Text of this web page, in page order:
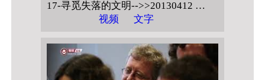
17-寻觅失落的文明-->>20130412 德国哥廷根大学 【宗教与现代生活】
视频
文字